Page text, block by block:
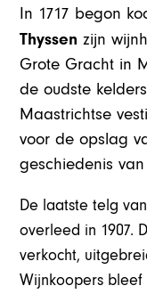
In 1717 begon
Thyssen zijn
Grote Gracht in
de oudste
Maastrichtse
voor de opslag
geschiedenis
De laatste telg
overleed in 1907.
verkocht,
Wijnkoopers